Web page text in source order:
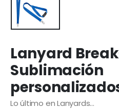
Lanyard
Sublimación
Lo último en Lanyards…